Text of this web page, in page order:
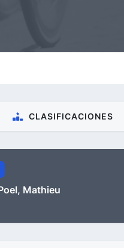
CLASIFICACIONES
Mathieu